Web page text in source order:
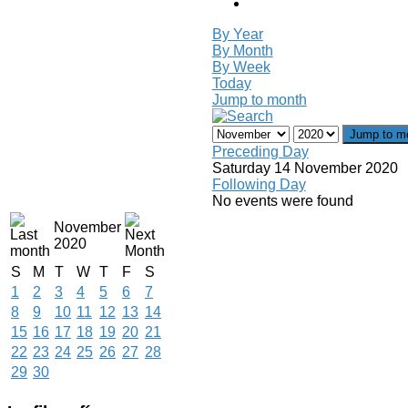
By Year
By Month
By Week
Today
Jump to month
Jump to
Preceding Day
Saturday 14 November 2020
Following Day
No events were found
November
2020
S
M T W T F
S
1
2 3 4 5 6
7
8
9 10 11 12 13 14
15 16 17 18 19 20 21
22 23 24 25 26 27 28
29 30